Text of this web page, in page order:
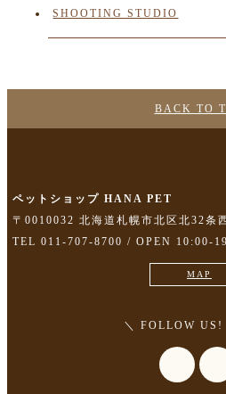
SHOOTING STUDIO
BACK TO
ペットショップ HANA PET
〒0010032 北海道札幌市北区北32条
TEL 011-707-8700 / OPEN 10:00-
MAP
＼ FOLLOW US!